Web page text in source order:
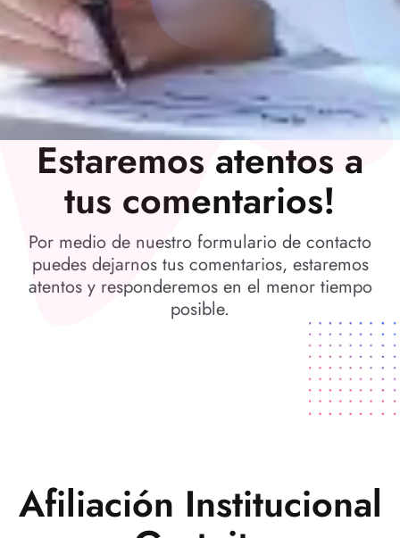
Estaremos atentos a
tus comentarios!
Por medio de nuestro formulario de contacto
puedes dejarnos tus comentarios, estaremos
atentos y responderemos en el menor tiempo
posible.
Afiliación Institucional